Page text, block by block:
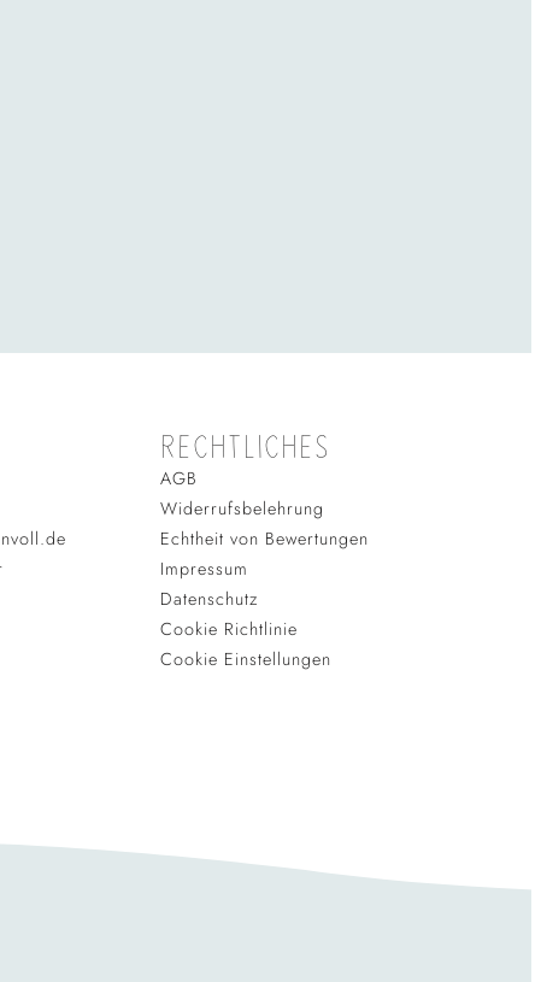
RECHTLICHES
AGB
Widerrufsbelehrung
Echtheit von Bewertungen
Impressum
Datenschutz
Cookie Richtlinie
Cookie Einstellungen